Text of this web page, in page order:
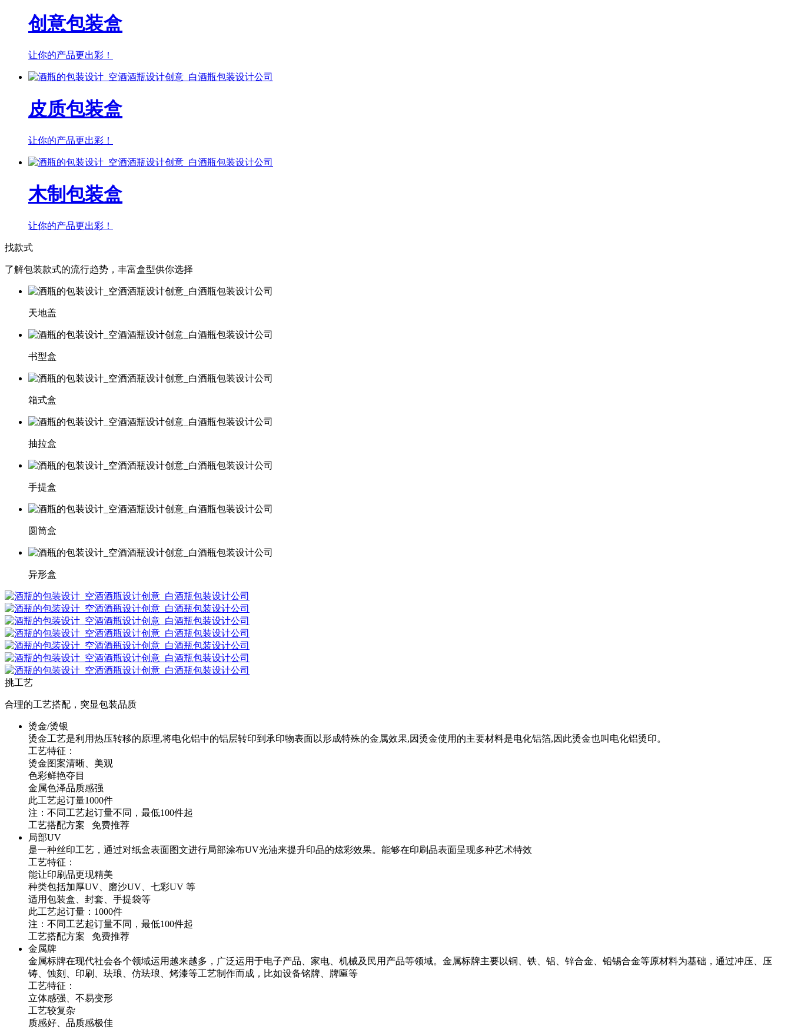
创意包装盒
让你的产品更出彩！
皮质包装盒
让你的产品更出彩！
木制包装盒
让你的产品更出彩！
找款式
了解包装款式的流行趋势，丰富盒型供你选择
天地盖
书型盒
箱式盒
抽拉盒
手提盒
圆筒盒
异形盒
挑工艺
合理的工艺搭配，突显包装品质
烫金/烫银
烫金工艺是利用热压转移的原理,将电化铝中的铝层转印到承印物表面以形成特殊的金属效果,因烫金使用的主要材料是电化铝箔,因此烫金也叫电化铝烫印。
工艺特征：
烫金图案清晰、美观
色彩鲜艳夺目
金属色泽品质感强
此工艺起订量1000件
注：不同工艺起订量不同，最低100件起
工艺搭配方案 免费推荐
局部UV
是一种丝印工艺，通过对纸盒表面图文进行局部涂布UV光油来提升印品的炫彩效果。能够在印刷品表面呈现多种艺术特效
工艺特征：
能让印刷品更现精美
种类包括加厚UV、磨沙UV、七彩UV 等
适用包装盒、封套、手提袋等
此工艺起订量：1000件
注：不同工艺起订量不同，最低100件起
工艺搭配方案 免费推荐
金属牌
金属标牌在现代社会各个领域运用越来越多，广泛运用于电子产品、家电、机械及民用产品等领域。金属标牌主要以铜、铁、铝、锌合金、铅锡合金等原材料为基础，通过冲压、压
铸、蚀刻、印刷、珐琅、仿珐琅、烤漆等工艺制作而成，比如设备铭牌、牌匾等
工艺特征：
立体感强、不易变形
工艺较复杂
质感好、品质感极佳